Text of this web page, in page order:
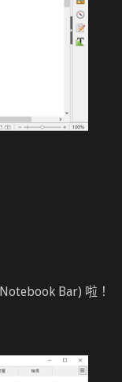
Bar) 啦！